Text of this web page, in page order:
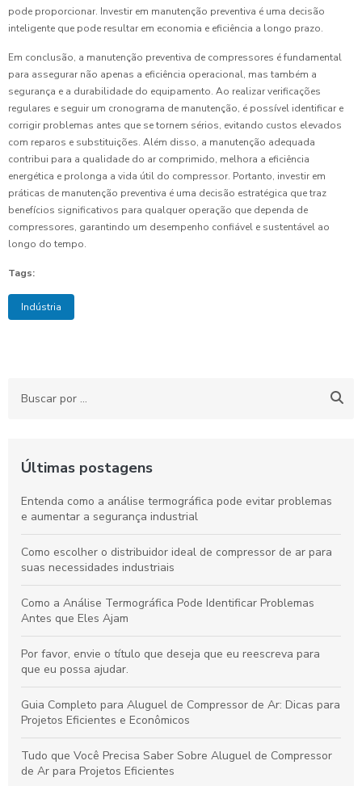
pode proporcionar. Investir em manutenção preventiva é uma decisão
inteligente que pode resultar em economia e eficiência a longo prazo.
Em conclusão, a manutenção preventiva de compressores é fundamental
para assegurar não apenas a eficiência operacional, mas também a
segurança e a durabilidade do equipamento. Ao realizar verificações
regulares e seguir um cronograma de manutenção, é possível identificar e
corrigir problemas antes que se tornem sérios, evitando custos elevados
com reparos e substituições. Além disso, a manutenção adequada
contribui para a qualidade do ar comprimido, melhora a eficiência
energética e prolonga a vida útil do compressor. Portanto, investir em
práticas de manutenção preventiva é uma decisão estratégica que traz
benefícios significativos para qualquer operação que dependa de
compressores, garantindo um desempenho confiável e sustentável ao
longo do tempo.
Tags:
Indústria
Últimas postagens
Entenda como a análise termográfica pode evitar problemas
e aumentar a segurança industrial
Como escolher o distribuidor ideal de compressor de ar para
suas necessidades industriais
Como a Análise Termográfica Pode Identificar Problemas
Antes que Eles Ajam
Por favor, envie o título que deseja que eu reescreva para
que eu possa ajudar.
Guia Completo para Aluguel de Compressor de Ar: Dicas para
Projetos Eficientes e Econômicos
Tudo que Você Precisa Saber Sobre Aluguel de Compressor
de Ar para Projetos Eficientes